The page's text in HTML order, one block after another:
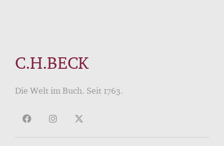
C.H.BECK
Die Welt im Buch. Seit 1763.